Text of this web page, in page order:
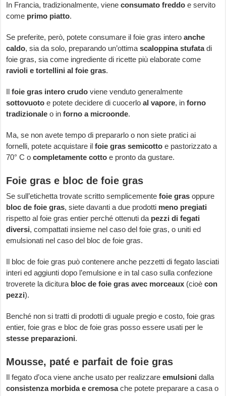
In Francia, tradizionalmente, vieneconsumato freddo e servito
come primo piatto.
Se preferite, però, potete consumare il foie gras interoanche
caldo, sia da solo, preparando un’ottimascaloppina stufatadi
foie gras, sia come ingrediente di ricette più elaborate come
ravioli e tortellini al foie gras.
Ilfoie gras intero crudo viene venduto generalmente
sottovuoto e potete decidere di cuocerlo al vapore, inforno
tradizionale o in forno a microonde.
Ma, se non avete tempo di prepararlo o non siete pratici ai
fornelli, potete acquistare ilfoie gras semicotto e pastorizzato a
70° C ocompletamente cotto e pronto da gustare.
Foie gras e bloc de foie gras
Se sull’etichetta trovate scritto semplicementefoie gras oppure
bloc de foie gras, siete davanti a due prodotti meno pregiati
rispetto al foie gras entier perché ottenuti da pezzi di fegati
diversi, compattati insieme nel caso del foie gras, o uniti ed
emulsionati nel caso del bloc de foie gras.
Il bloc de foie gras può contenere anche pezzetti di fegato lasciati
interi ed aggiunti dopo l’emulsione e in tal caso sulla confezione
troverete la dicitura bloc de foie gras avec morceaux (cioè con
pezzi).
Benché non si tratti di prodotti di uguale pregio e costo, foie gras
entier, foie gras e bloc de foie gras posso essere usati per le
stesse preparazioni.
Mousse, paté e parfait de foie gras
Il fegato d’oca viene anche usato per realizzareemulsioni dalla
consistenza morbida e cremosache potete preparare a casa o